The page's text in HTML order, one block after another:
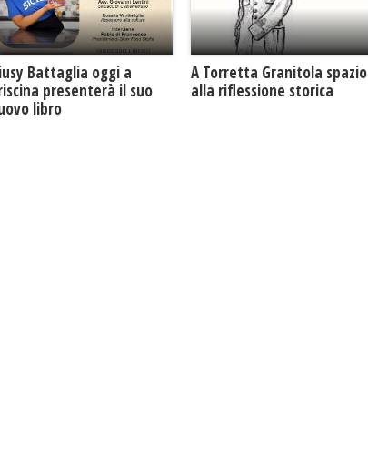
Battaglia oggi a
presenterà il suo
libro
​A Torretta Granitola spazio
alla riflessione storica